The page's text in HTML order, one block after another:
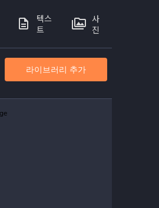
텍스
트
사
진
라이브러리 추가